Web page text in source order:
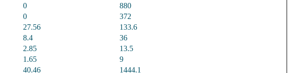
0
880
0
372
27.56
133.6
8.4
36
2.85
13.5
1.65
9
40.46 1444.1